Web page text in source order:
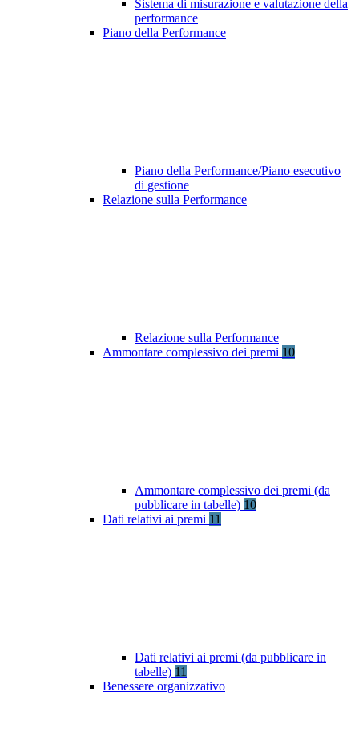
Sistema di misurazione e valutazione della
performance
Piano della Performance
Piano della Performance/Piano esecutivo
di gestione
Relazione sulla Performance
Relazione sulla Performance
Ammontare complessivo dei premi 10
Ammontare complessivo dei premi (da
pubblicare in tabelle) 10
Dati relativi ai premi 11
Dati relativi ai premi (da pubblicare in
tabelle) 11
Benessere organizzativo